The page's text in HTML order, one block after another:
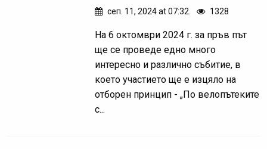
сеп. 11, 2024 at 07:32. 1328
На 6 октомври 2024 г. за пръв път
ще се проведе едно много
интересно и различно събитие, в
което участието ще е изцяло на
отборен принцип - „По велопътеките
с...